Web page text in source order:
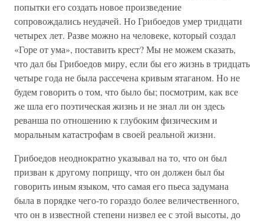
попытки его создать новое произведение
сопровождались неудачей. Но Грибоедов умер тридцати
четырех лет. Разве можно на человеке, который создал
«Горе от ума», поставить крест? Мы не можем сказать,
что дал бы Грибоедов миру, если бы его жизнь в тридцать
четыре года не была рассечена кривым ятаганом. Но не
будем говорить о том, что было бы; посмотрим, как все
же шла его поэтическая жизнь и не знал ли он здесь
реванша по отношению к глубоким физическим и
моральным катастрофам в своей реальной жизни.
Грибоедов неоднократно указывал на то, что он был
призван к другому поприщу, что он должен был бы
говорить иным языком, что самая его пьеса задумана
была в порядке чего-то гораздо более величественного,
что он в известной степени низвел ее с этой высоты, до